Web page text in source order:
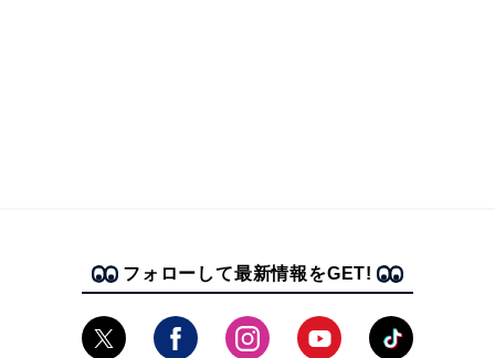
フォローして最新情報をGET!